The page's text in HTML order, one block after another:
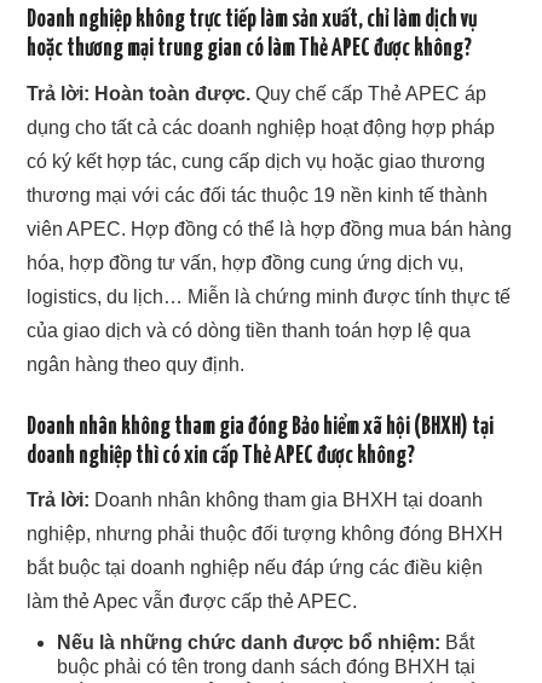
Doanh nghiệp không trực tiếp làm sản xuất, chỉ làm dịch vụ
hoặc thương mại trung gian có làm Thẻ APEC được không?
Trả lời: Hoàn toàn được. Quy chế cấp Thẻ APEC áp
dụng cho tất cả các doanh nghiệp hoạt động hợp pháp
có ký kết hợp tác, cung cấp dịch vụ hoặc giao thương
thương mại với các đối tác thuộc 19 nền kinh tế thành
viên APEC. Hợp đồng có thể là hợp đồng mua bán hàng
hóa, hợp đồng tư vấn, hợp đồng cung ứng dịch vụ,
logistics, du lịch… Miễn là chứng minh được tính thực tế
của giao dịch và có dòng tiền thanh toán hợp lệ qua
ngân hàng theo quy định.
Doanh nhân không tham gia đóng Bảo hiểm xã hội (BHXH) tại
doanh nghiệp thì có xin cấp Thẻ APEC được không?
Trả lời: Doanh nhân không tham gia BHXH tại doanh
nghiệp, nhưng phải thuộc đối tượng không đóng BHXH
bắt buộc tại doanh nghiệp nếu đáp ứng các điều kiện
làm thẻ Apec vẫn được cấp thẻ APEC.
Nếu là những chức danh được bổ nhiệm: Bắt
buộc phải có tên trong danh sách đóng BHXH tại